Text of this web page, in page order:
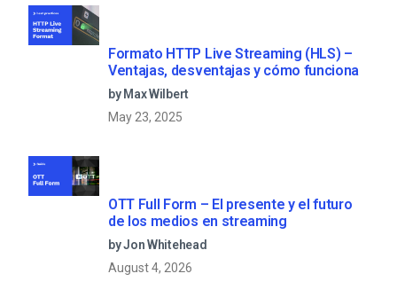
Formato HTTP Live Streaming (HLS) –
Ventajas, desventajas y cómo funciona
by Max Wilbert
May 23, 2025
OTT Full Form – El presente y el futuro
de los medios en streaming
by Jon Whitehead
August 4, 2026